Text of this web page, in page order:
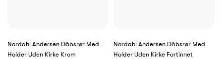
Nordahl Andersen Dåbsrør Med
Holder Uden Kirke Krom
Nordahl Andersen Dåbsrør Med
Holder Uden Kirke Fortinnet